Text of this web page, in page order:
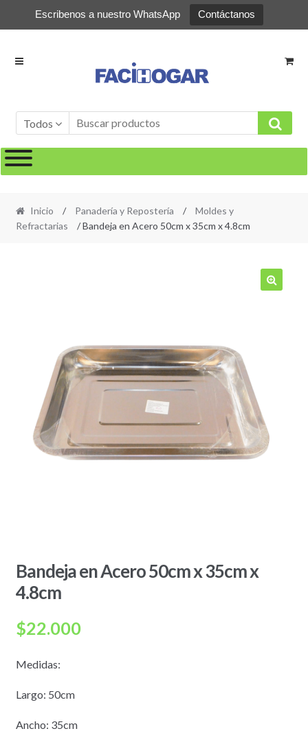
Escribenos a nuestro WhatsApp Contáctanos
Ir
Ir
Todos
Inicio / Panadería y Repostería /
Moldes y
Refractarias
/ Bandeja en Acero 50cm x 35cm x 4.8cm
Bandeja en Acero 50cm x 35cm x
4.8cm
$22.000
Medidas:
Largo: 50cm
Ancho: 35cm